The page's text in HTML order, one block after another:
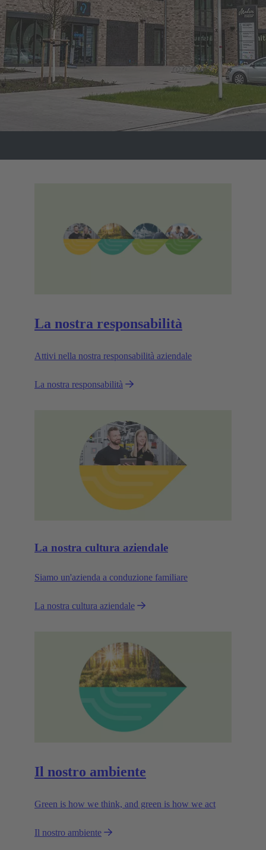
La nostra responsabilità
Attivi nella nostra responsabilità aziendale
La nostra responsabilità
La nostra cultura aziendale
Siamo un'azienda a conduzione familiare
La nostra cultura aziendale
Il nostro ambiente
Green is how we think, and green is how we act
Il nostro ambiente